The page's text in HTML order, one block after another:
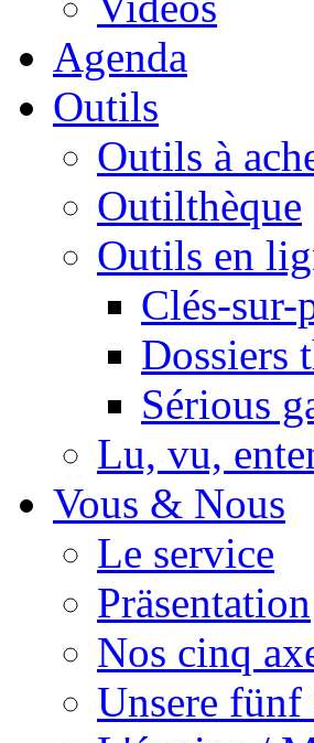
Agenda
Outils
Outils à
Outilthèque
Outils en
Clés-sur-
Dossiers
Sérious
Lu, vu,
Vous & Nous
Le service
Präsentation
Nos cinq
Unsere fünf